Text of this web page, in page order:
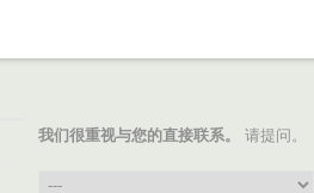
我们很重视与您的直接联系。 请提问。